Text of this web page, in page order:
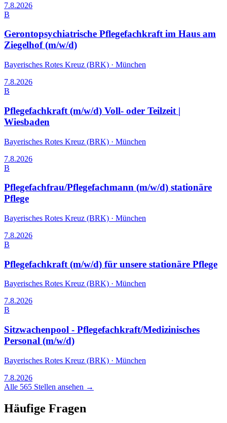
7.8.2026
B
Gerontopsychiatrische Pflegefachkraft im Haus am
Ziegelhof (m/w/d)
Bayerisches Rotes Kreuz (BRK) · München
7.8.2026
B
Pflegefachkraft (m/w/d) Voll- oder Teilzeit |
Wiesbaden
Bayerisches Rotes Kreuz (BRK) · München
7.8.2026
B
Pflegefachfrau/Pflegefachmann (m/w/d) stationäre
Pflege
Bayerisches Rotes Kreuz (BRK) · München
7.8.2026
B
Pflegefachkraft (m/w/d) für unsere stationäre Pflege
Bayerisches Rotes Kreuz (BRK) · München
7.8.2026
B
Sitzwachenpool - Pflegefachkraft/Medizinisches
Personal (m/w/d)
Bayerisches Rotes Kreuz (BRK) · München
7.8.2026
Alle 565 Stellen ansehen →
Häufige Fragen